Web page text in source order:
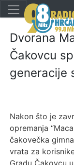
Dvorana
Čakovcu
generacije
Nakon što je
opremanja
čakovečka
vrata za
Gradu Čakovcu